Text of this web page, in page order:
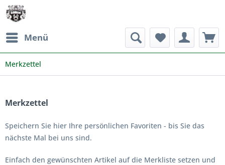
Menü
Merkzettel
Merkzettel
Speichern Sie hier Ihre persönlichen Favoriten - bis Sie das
nächste Mal bei uns sind.
Einfach den gewünschten Artikel auf die Merkliste setzen und